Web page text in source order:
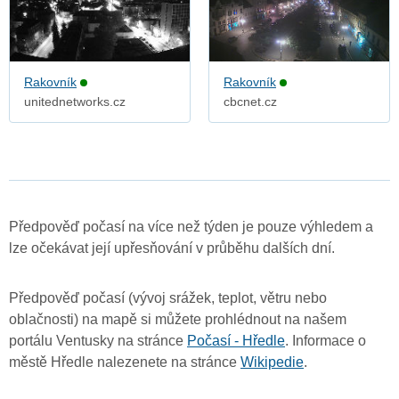
Rakovník
unitednetworks.cz
Rakovník
cbcnet.cz
Předpověď počasí na více než týden je pouze výhledem a
lze očekávat její upřesňování v průběhu dalších dní.
Předpověď počasí (vývoj srážek, teplot, větru nebo
oblačnosti) na mapě si můžete prohlédnout na našem
portálu Ventusky na stránce Počasí - Hředle. Informace o
městě Hředle nalezenete na stránce Wikipedie.